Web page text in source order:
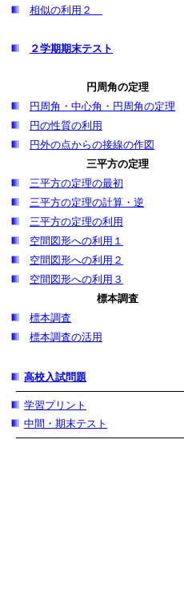
相似の利用２
２学期期末テスト
円周角の定理
円周角・中心角・円周角の定理
円の性質の利用
円外の点からの接線の作図
三平方の定理
三平方の定理の最初
三平方の定理の計算・逆
三平方の定理の利用
空間図形への利用１
空間図形への利用２
空間図形への利用３
標本調査
標本調査
標本調査の活用
高校入試問題
学習プリント
中間・期末テスト